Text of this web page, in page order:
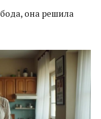
она решила